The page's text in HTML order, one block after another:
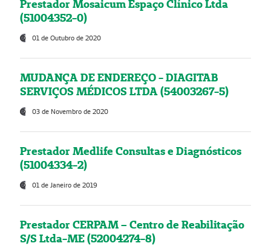
Prestador Mosaicum Espaço Clínico Ltda
(51004352-0)
01 de Outubro de 2020
MUDANÇA DE ENDEREÇO - DIAGITAB
SERVIÇOS MÉDICOS LTDA (54003267-5)
03 de Novembro de 2020
Prestador Medlife Consultas e Diagnósticos
(51004334-2)
01 de Janeiro de 2019
Prestador CERPAM – Centro de Reabilitação
S/S Ltda-ME (52004274-8)